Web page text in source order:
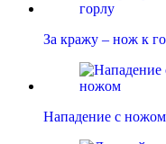
За кражу – нож к
Нападение с ножом